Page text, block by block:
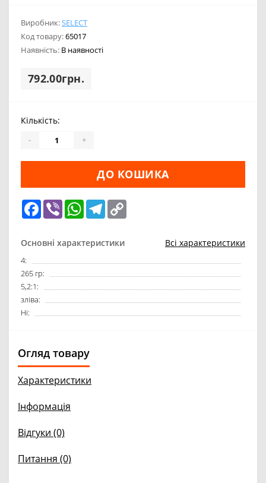
Виробник:SELECT
Код товару:65017
Наявність: В наявності
792.00грн.
Основні характеристики Всі характеристики
4:
265 гр:
5,2:1:
зліва:
Ні:
Кількість:
- +
ДО КОШИКА
Facebook
Viber WhatsApp
Telegram
Огляд товару
Характеристики
Інформація
Відгуки (0)
Питання (0)